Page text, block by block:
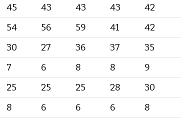
45 43 43 43 42
54 56 59 41 42
30 27 36 37 35
7 6 8 8 9
25 25 25 28 30
8 6 6 6 8